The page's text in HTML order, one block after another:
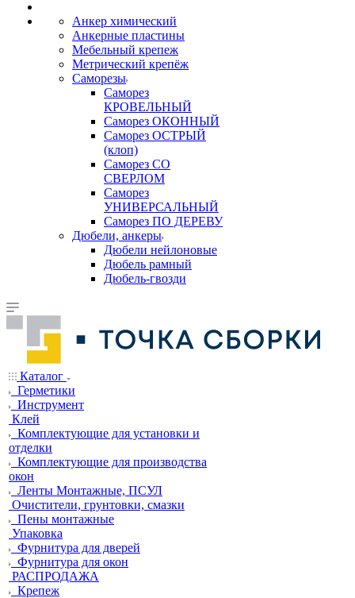
Анкер химический
Анкерные пластины
Мебельный крепеж
Метрический крепёж
Саморезы
Саморез
КРОВЕЛЬНЫЙ
Саморез ОКОННЫЙ
Саморез ОСТРЫЙ
(клоп)
Саморез СО
СВЕРЛОМ
Саморез
УНИВЕРСАЛЬНЫЙ
Саморез ПО ДЕРЕВУ
Дюбели, анкеры
Дюбели нейлоновые
Дюбель рамный
Дюбель-гвозди
Каталог
Герметики
Инструмент
Клей
Комплектующие для установки и
отделки
Комплектующие для производства
окон
Ленты Монтажные, ПСУЛ
Очистители, грунтовки, смазки
Пены монтажные
Упаковка
Фурнитура для дверей
Фурнитура для окон
РАСПРОДАЖА
Крепеж